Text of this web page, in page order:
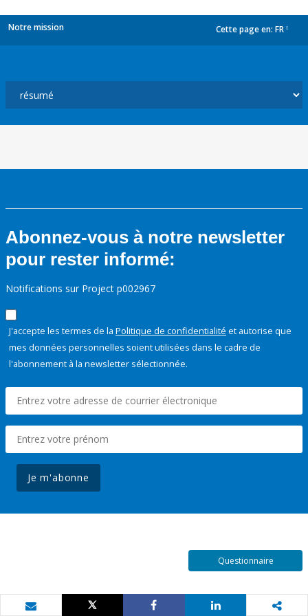
Notre mission Cette page en: FR
Abonnez-vous à notre newsletter
pour rester informé:
Notifications sur Project p002967
J'accepte les termes de la Politique de confidentialité et autorise que
mes données personnelles soient utilisées dans le cadre de
l'abonnement à la newsletter sélectionnée.
Je m'abonne
Questionnaire